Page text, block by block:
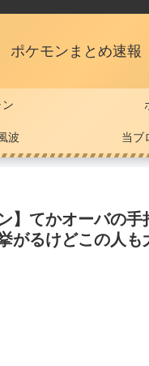
ポケモンまとめ速報
波 当ブ
】てかオーバの手
がるけどこの人も